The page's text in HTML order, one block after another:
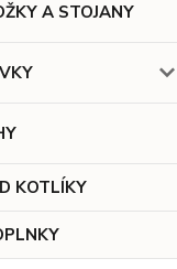
A STOJANY
KOTLÍKY